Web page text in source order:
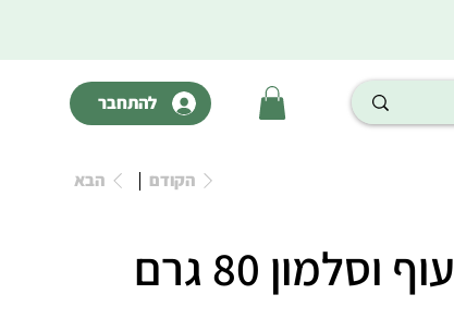
להתחבר
הקודם הבא
צ'אנקיז סושי עוף וסלמון 80 גרם